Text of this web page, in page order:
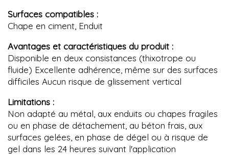
Surfaces compatibles :
Chape en ciment, Enduit
Avantages et caractéristiques du produit :
Disponible en deux consistances (thixotrope ou
fluide) Excellente adhérence, même sur des surfaces
difficiles Aucun risque de glissement vertical
Limitations :
Non adapté au métal, aux enduits ou chapes fragiles
ou en phase de détachement, au béton frais, aux
surfaces gelées, en phase de dégel ou à risque de
gel dans les 24 heures suivant l'application